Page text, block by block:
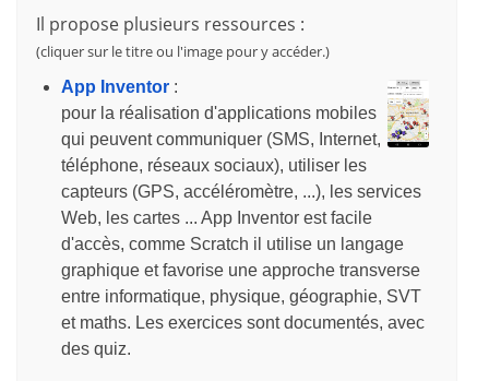
Il propose plusieurs ressources :
(cliquer sur le titre ou l'image pour y accéder.)
App Inventor :
pour la réalisation d'applications mobiles
qui peuvent communiquer (SMS, Internet,
téléphone, réseaux sociaux), utiliser les
capteurs (GPS, accéléromètre, ...), les services
Web, les cartes ... App Inventor est facile
d'accès, comme Scratch il utilise un langage
graphique et favorise une approche transverse
entre informatique, physique, géographie, SVT
et maths. Les exercices sont documentés, avec
des quiz.